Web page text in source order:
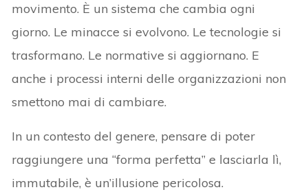
movimento. È un sistema che cambia ogni
giorno. Le minacce si evolvono. Le tecnologie si
trasformano. Le normative si aggiornano. E
anche i processi interni delle organizzazioni non
smettono mai di cambiare.
In un contesto del genere, pensare di poter
raggiungere una “forma perfetta” e lasciarla lì,
immutabile, è un’illusione pericolosa.